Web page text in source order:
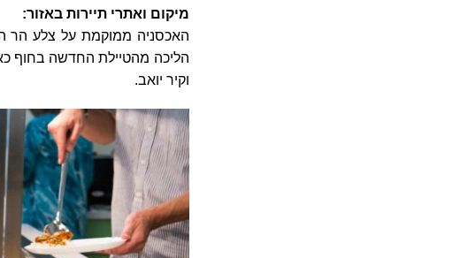
מיקום ואתרי תיירות באזור:
וקיר יואב.